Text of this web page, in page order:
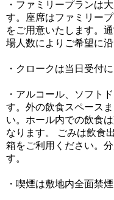
・ファミリープランは
す。座席はファミリー
をご用意いたします。
場人数によりご希望に
・クロークは当日受付
・アルコール、ソフト
す。外の飲食スペース
い。ホール内での飲食
なります。 ごみは飲食
箱をご利用ください。
す。
・喫煙は敷地内全面禁